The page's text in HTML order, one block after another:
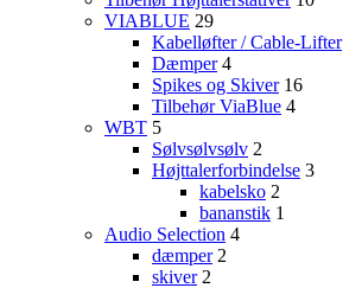
VIABLUE 29
Kabelløfter / Cable-Lifter
Dæmper 4
Spikes og Skiver 16
Tilbehør ViaBlue 4
WBT 5
Sølvsølvsølv 2
Højttalerforbindelse 3
kabelsko 2
bananstik 1
Audio Selection 4
dæmper 2
skiver 2